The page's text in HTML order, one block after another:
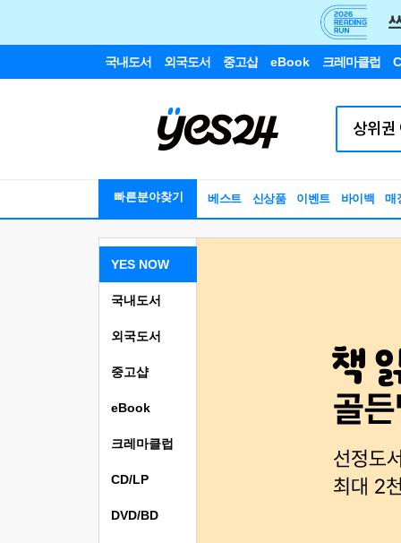
국내도서 외국도서 중고샵 eBook 크레마클럽
빠른분야찾기 베스트 신상품 이벤트 바이백 매
YES NOW
국내도서
외국도서
중고샵
eBook
크레마클럽
CD/LP
DVD/BD